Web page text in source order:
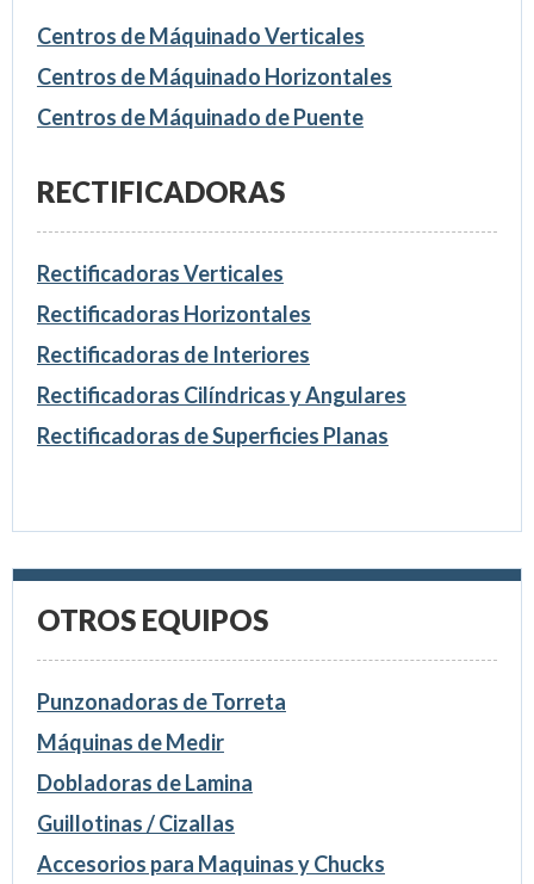
Centros de Máquinado Verticales
Centros de Máquinado Horizontales
Centros de Máquinado de Puente
RECTIFICADORAS
Rectificadoras Verticales
Rectificadoras Horizontales
Rectificadoras de Interiores
Rectificadoras Cilíndricas y Angulares
Rectificadoras de Superficies Planas
OTROS EQUIPOS
Punzonadoras de Torreta
Máquinas de Medir
Dobladoras de Lamina
Guillotinas / Cizallas
Accesorios para Maquinas y Chucks